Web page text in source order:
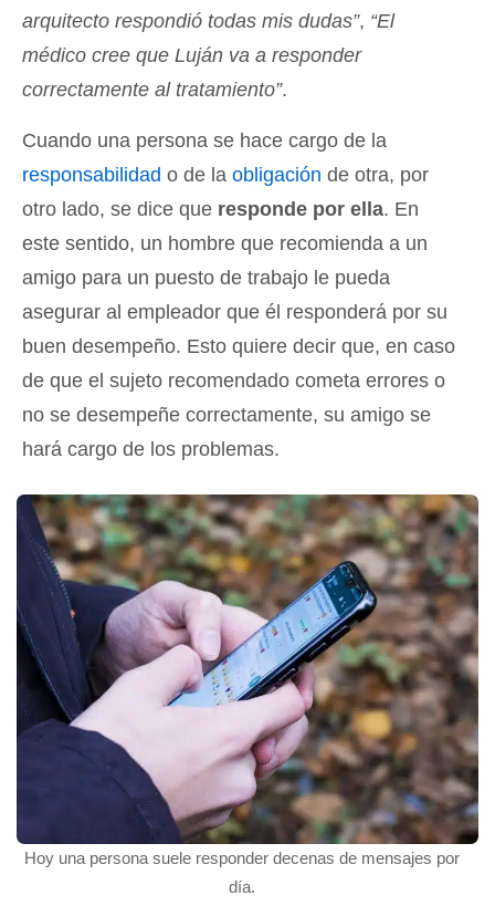
arquitecto respondió todas mis dudas”, “El
médico cree que Luján va a responder
correctamente al tratamiento”.
Cuando una persona se hace cargo de la
responsabilidad o de la obligación de otra, por
otro lado, se dice que responde por ella. En
este sentido, un hombre que recomienda a un
amigo para un puesto de trabajo le pueda
asegurar al empleador que él responderá por su
buen desempeño. Esto quiere decir que, en caso
de que el sujeto recomendado cometa errores o
no se desempeñe correctamente, su amigo se
hará cargo de los problemas.
Hoy una persona suele responder decenas de mensajes por
día.